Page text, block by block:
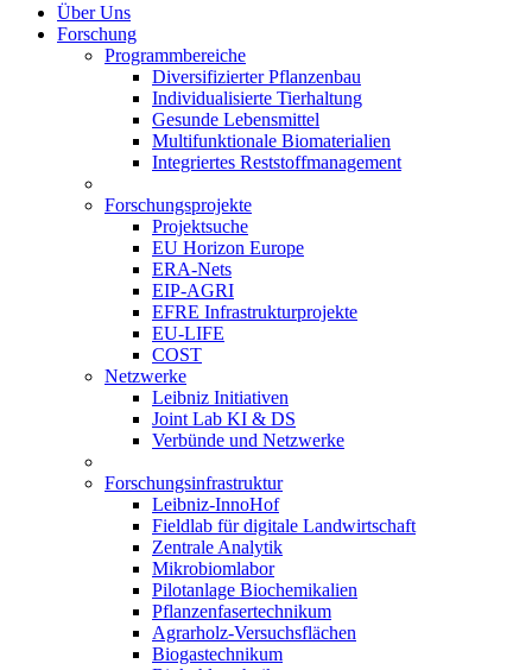
Über Uns
Forschung
Programmbereiche
Diversifizierter Pflanzenbau
Individualisierte Tierhaltung
Gesunde Lebensmittel
Multifunktionale Biomaterialien
Integriertes Reststoffmanagement
Forschungsprojekte
Projektsuche
EU Horizon Europe
ERA-Nets
EIP-AGRI
EFRE Infrastrukturprojekte
EU-LIFE
COST
Netzwerke
Leibniz Initiativen
Joint Lab KI & DS
Verbünde und Netzwerke
Forschungsinfrastruktur
Leibniz-InnoHof
Fieldlab für digitale Landwirtschaft
Zentrale Analytik
Mikrobiomlabor
Pilotanlage Biochemikalien
Pflanzenfasertechnikum
Agrarholz-Versuchsflächen
Biogastechnikum